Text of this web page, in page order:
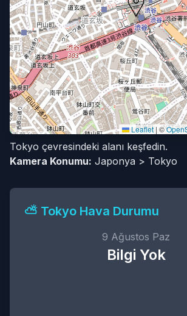
Leaflet | ©
Tokyo çevresindeki alanı keşfedin.
Kamera Konumu: Japonya > Tokyo
⛅️ Tokyo Hava Durumu
9 Ağustos Paz
Bilgi Yok